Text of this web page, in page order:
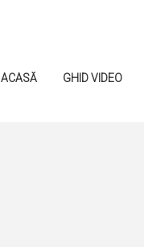
ACASĂ GHID VIDEO